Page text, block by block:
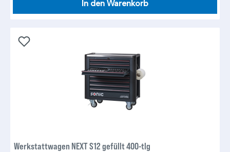
In den Warenkorb
Werkstattwagen NEXT S12 gefüllt 400-tlg